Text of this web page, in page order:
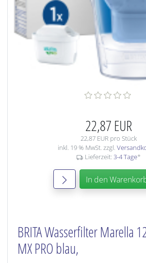
22,87 EUR
22,87 EUR pro Stück
inkl. 19 % MwSt. zzgl.
Lieferzeit: 3-4 Tage*
In den
BRITA Wasserfilter Marella
MX PRO blau,